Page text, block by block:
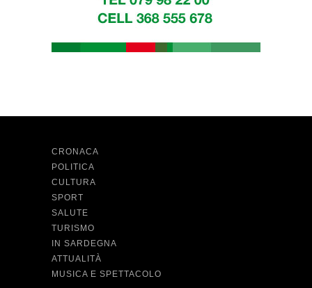
CRONACA
POLITICA
CULTURA
SPORT
SALUTE
TURISMO
IN SARDEGNA
ATTUALITÀ
MUSICA E SPETTACOLO